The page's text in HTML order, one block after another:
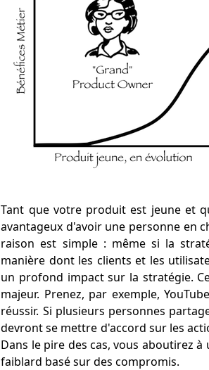
Tant que votre produit est jeune et
avantageux d'avoir une personne en
raison est simple : même si la
manière dont les clients et les
un profond impact sur la stratégie.
majeur. Prenez, par exemple,
réussir. Si plusieurs personnes
devront se mettre d'accord sur les
Dans le pire des cas, vous aboutirez
faiblard basé sur des compromis.